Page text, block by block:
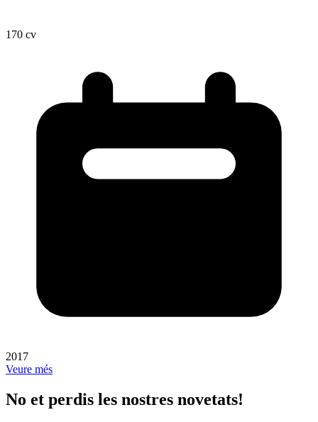
170 cv
2017
Veure més
No et perdis les nostres novetats!